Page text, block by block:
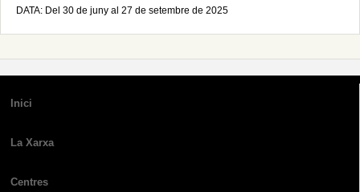
DATA: Del 30 de juny al 27 de setembre de 2025
Inici
La Xarxa
Centres